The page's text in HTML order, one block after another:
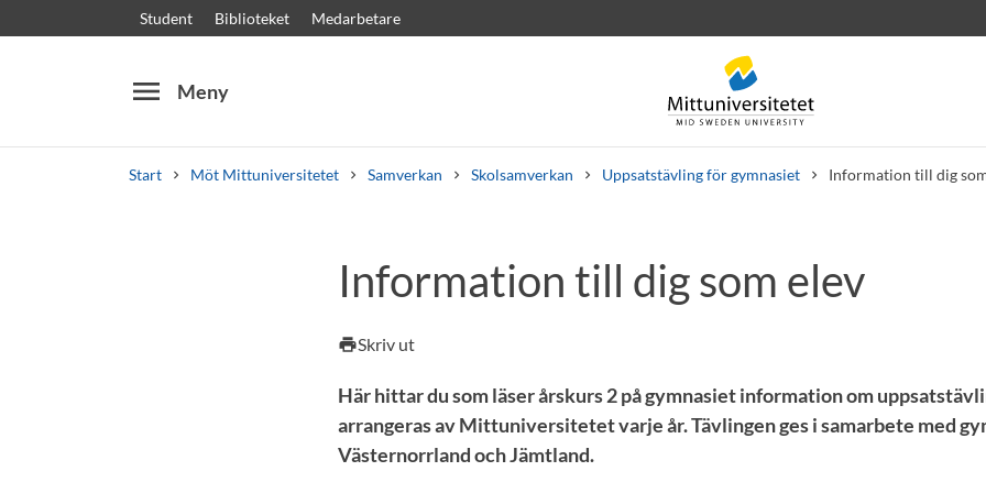
Student Biblioteket Medarbetare
menu Meny
Start Möt Mittuniversitetet Samverkan Skolsamverkan Uppsatstävling för gymnasiet Information till dig
KursplanerVälkomstbrev Personal Lediga jobb
Information till dig som elev
printSkriv ut
Här hittar du som läser årskurs 2 på gymnasiet information om
arrangeras av Mittuniversitetet varje år. Tävlingen ges i samarbete med
Västernorrland och Jämtland.